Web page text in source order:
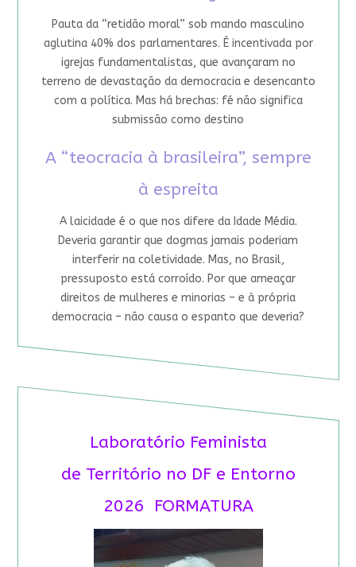
Pauta da “retidão moral” sob mando masculino
aglutina 40% dos parlamentares. É incentivada por
igrejas fundamentalistas, que avançaram no
terreno de devastação da democracia e desencanto
com a política. Mas há brechas: fé não significa
submissão como destino
A “teocracia à brasileira”, sempre
à espreita
A laicidade é o que nos difere da Idade Média.
Deveria garantir que dogmas jamais poderiam
interferir na coletividade. Mas, no Brasil,
pressuposto está corroído. Por que ameaçar
direitos de mulheres e minorias – e à própria
democracia – não causa o espanto que deveria?
Laboratório Feminista
de Território no DF e Entorno
2026 FORMATURA